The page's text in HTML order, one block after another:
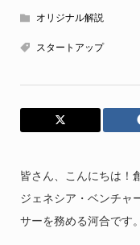
オリジナル解説
スタートアップ
皆さん、こんにちは！
ジェネシア・ベンチャ
サーを務める河合です。